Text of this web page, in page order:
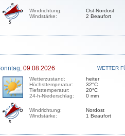
Windrichtung:
Windstärke:
Ost-Nordost
2 Beaufort
09.08.2026
WETTER
Wetterzustand:
Höchsttemperatur:
Tiefsttemperatur:
24-h-Niederschlag:
heiter
32°C
20°C
0 mm
Windrichtung:
Windstärke:
Nordost
1 Beaufort